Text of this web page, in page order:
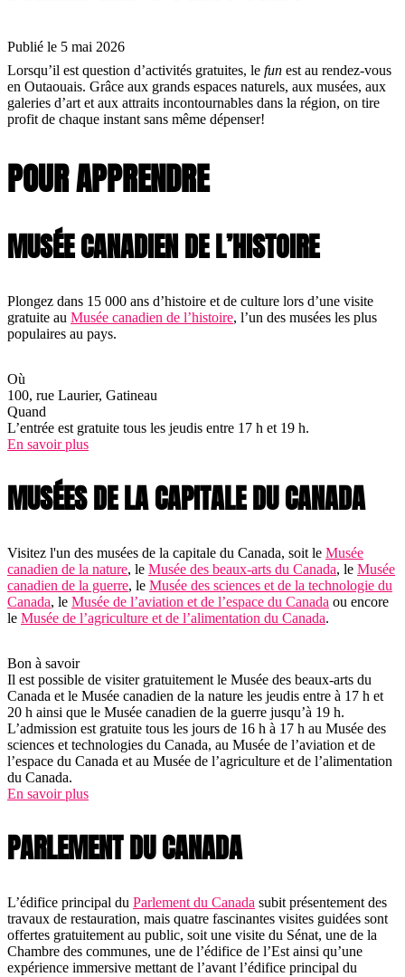
Publié le 5 mai 2026
Lorsqu’il est question d’activités gratuites, le fun est au rendez-vous
en Outaouais. Grâce aux grands espaces naturels, aux musées, aux
galeries d’art et aux attraits incontournables dans la région, on tire
profit de chaque instant sans même dépenser!
POUR APPRENDRE
MUSÉE CANADIEN DE L’HISTOIRE
Plongez dans 15 000 ans d’histoire et de culture lors d’une visite
gratuite au Musée canadien de l’histoire, l’un des musées les plus
populaires au pays.
Où
100, rue Laurier, Gatineau
Quand
L’entrée est gratuite tous les jeudis entre 17 h et 19 h.
En savoir plus
MUSÉES DE LA CAPITALE DU CANADA
Visitez l'un des musées de la capitale du Canada, soit le Musée
canadien de la nature, le Musée des beaux-arts du Canada, le Musée
canadien de la guerre, le Musée des sciences et de la technologie du
Canada, le Musée de l’aviation et de l’espace du Canada ou encore
le Musée de l’agriculture et de l’alimentation du Canada.
Bon à savoir
Il est possible de visiter gratuitement le Musée des beaux-arts du
Canada et le Musée canadien de la nature les jeudis entre à 17 h et
20 h ainsi que le Musée canadien de la guerre jusqu’à 19 h.
L’admission est gratuite tous les jours de 16 h à 17 h au Musée des
sciences et technologies du Canada, au Musée de l’aviation et de
l’espace du Canada et au Musée de l’agriculture et de l’alimentation
du Canada.
En savoir plus
PARLEMENT DU CANADA
L’édifice principal du Parlement du Canada subit présentement des
travaux de restauration, mais quatre fascinantes visites guidées sont
offertes gratuitement au public, soit une visite du Sénat, une de la
Chambre des communes, une de l’édifice de l’Est ainsi qu’une
expérience immersive mettant de l’avant l’édifice principal du